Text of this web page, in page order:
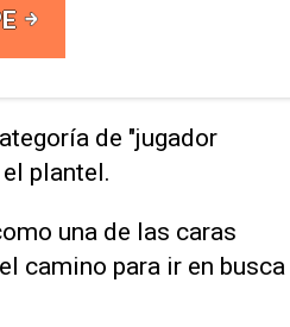
de "jugador
plantel.
una de las caras
camino para ir en busca